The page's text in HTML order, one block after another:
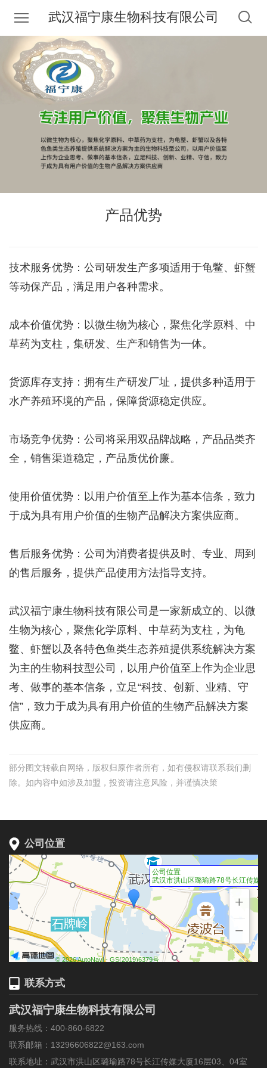
武汉福宁康生物科技有限公司
产品优势
技术服务优势：公司研发生产多项适用于龟鳖、虾蟹
等动保产品，满足用户各种需求。
成本价值优势：以微生物为核心，聚焦化学原料、中
草药为支柱，集研发、生产和销售为一体。
货源库存支持：拥有生产研发厂址，提供多种适用于
水产养殖环境的产品，保障货源稳定供应。
市场竞争优势：公司将采用双品牌战略，产品品类齐
全，销售渠道稳定，产品质优价廉。
使用价值优势：以用户价值至上作为基本信条，致力
于成为具有用户价值的生物产品解决方案供应商。
售后服务优势：公司为消费者提供及时、专业、周到
的售后服务，提供产品使用方法指导支持。
武汉福宁康生物科技有限公司是一家新成立的、以微
生物为核心，聚焦化学原料、中草药为支柱，为龟
鳖、虾蟹以及各特色鱼类生态养殖提供系统解决方案
为主的生物科技型公司，以用户价值至上作为企业思
考、做事的基本信条，立足“科技、创新、业精、守
信”，致力于成为具有用户价值的生物产品解决方案
供应商。
部分图文转载自网络，版权归原作者所有，如有侵权请联系我们删
除。如内容中如涉及加盟，投资请注意风险，并谨慎决策
公司位置
公司位置
武汉市洪山区璐瑜路78号长江传媒
+
−
© 2026 AutoNavi- GS(2019)6379号
联系方式
武汉福宁康生物科技有限公司
服务热线：400-860-6822
联系邮箱：13296606822@163.com
联系地址：武汉市洪山区璐瑜路78号长江传媒大厦16层03、04室